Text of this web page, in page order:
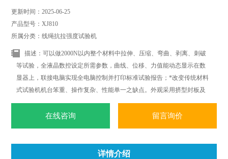
更新时间：2025-06-25
产品型号：XJ810
所属分类：线绳抗拉强度试验机
描述：可以做2000N以内整个材料中拉伸、压缩、弯曲、剥离、刺破
等试验，全液晶数控设定所需参数，曲线、位移、力值能动态显示在数
显器上，联接电脑实现全电脑控制并打印标准试验报告；*改变传统材料
式试验机机台笨重、操作复杂、性能单一之缺点。外观采用挤型封板及
高级烤漆处理，更显美观大方。
在线咨询 留言询价
详情介绍